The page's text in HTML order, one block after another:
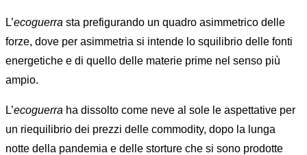
L’ecoguerra sta prefigurando un quadro asimmetrico delle
forze, dove per asimmetria si intende lo squilibrio delle fonti
energetiche e di quello delle materie prime nel senso più
ampio.
L’ecoguerra ha dissolto come neve al sole le aspettative per
un riequilibrio dei prezzi delle commodity, dopo la lunga
notte della pandemia e delle storture che si sono prodotte